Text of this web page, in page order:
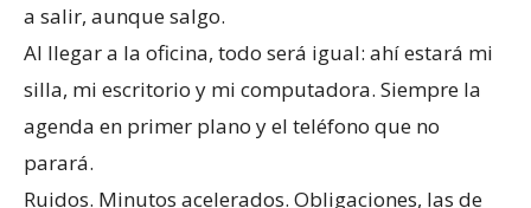
a salir, aunque salgo.
Al llegar a la oficina, todo será igual: ahí estará mi
silla, mi escritorio y mi computadora. Siempre la
agenda en primer plano y el teléfono que no
parará.
Ruidos. Minutos acelerados. Obligaciones, las de